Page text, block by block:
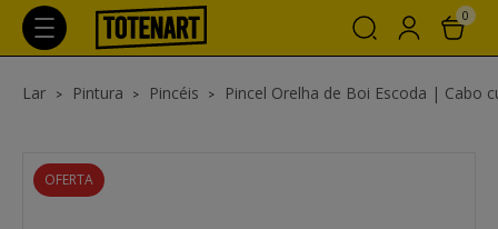
0
Lar Pintura Pincéis Pincel Orelha de Boi Escoda | Cabo
OFERTA